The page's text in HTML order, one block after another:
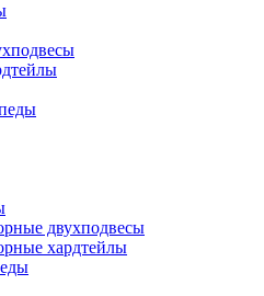
двухподвесы
хардтейлы